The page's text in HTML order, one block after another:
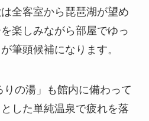
全客室から琵琶湖が望め
楽しみながら部屋でゆっ
筆頭候補になります。
の湯」も館内に備わって
した単純温泉で疲れを落